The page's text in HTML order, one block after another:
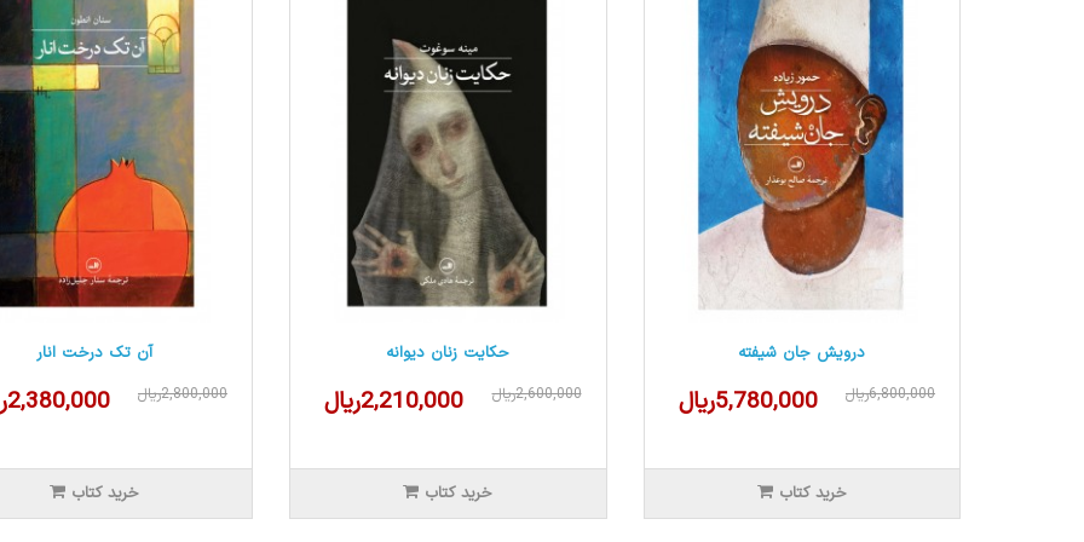
آن تک درخت انار
2,380,000ریال 2,800,000ریال
خرید کتاب
حکایت زنان دیوانه
2,210,000ریال 2,600,000ریال
خرید کتاب
درویش جان شیفته
5,780,000ریال 6,800,000ریال
خرید کتاب